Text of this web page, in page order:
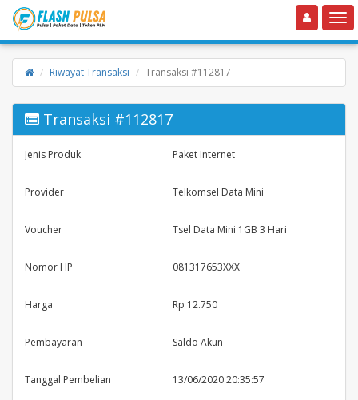
Toggle navigation
Riwayat Transaksi Transaksi #112817
Transaksi #112817
Jenis Produk Paket Internet
Provider Telkomsel Data Mini
Voucher Tsel Data Mini 1GB 3 Hari
Nomor HP 081317653XXX
Harga Rp 12.750
Pembayaran Saldo Akun
Tanggal Pembelian 13/06/2020 20:35:57